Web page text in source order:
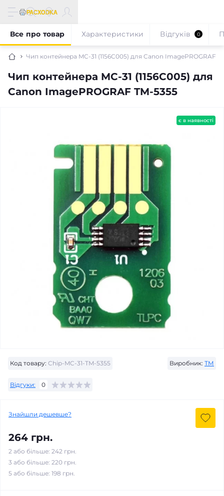
Чип контейнера MC-31 (1156C005) для Canon ImagePROGRAF
Чип контейнера MC-31 (1156C005) для
Canon ImagePROGRAF TM-5355
Все про товар Характеристики Відгуків 0
є в наявності
Код товару: Chip-MC-31-TM-5355 Виробник: ТМ
Відгуки: 0
Знайшли дешевше?
264 грн.
2 або більше: 242 грн.
3 або більше: 220 грн.
5 або більше: 198 грн.